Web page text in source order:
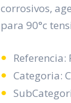
corrosivos,
para 90°c
Referencia:
Categoria: